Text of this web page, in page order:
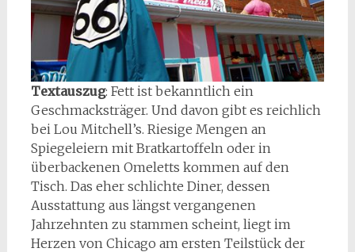
Textauszug: Fett ist bekanntlich ein
Geschmacksträger. Und davon gibt es reichlich
bei Lou Mitchell’s. Riesige Mengen an
Spiegeleiern mit Bratkartoffeln oder in
überbackenen Omeletts kommen auf den
Tisch. Das eher schlichte Diner, dessen
Ausstattung aus längst vergangenen
Jahrzehnten zu stammen scheint, liegt im
Herzen von Chicago am ersten Teilstück der